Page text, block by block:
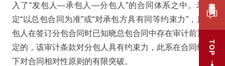
TOP
入了“发包人—承包人—分包人”的合同体系之中。若约
定“以总包合同为准”或“对承包方具有同等约束力”，且分
包人在签订分包合同时已知晓总包合同中存在审计前置约
定的，该审计条款对分包人具有约束力，此系在合同约定
下对合同相对性原则的有限突破。